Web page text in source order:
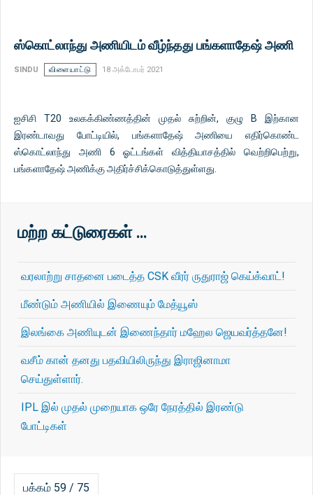
ஸ்கொட்லாந்து அணியிடம் வீழ்ந்தது பங்களாதேஷ் அணி
SINDU விளையாட்டு 18 அக்டோபர் 2021
ஐசிசி T20 உலகக்கிண்ணத்தின் முதல் சுற்றின், குழு B இற்கான
இரண்டாவது போட்டியில், பங்களாதேஷ் அணியை எதிர்கொண்ட
ஸ்கொட்லாந்து அணி 6 ஓட்டங்கள் வித்தியாசத்தில் வெற்றிபெற்று,
பங்களாதேஷ் அணிக்கு அதிர்ச்சிக்கொடுத்துள்ளது.
மற்ற கட்டுரைகள் …
வரலாற்று சாதனை படைத்த CSK வீரர் ருதுராஜ் கெய்க்வாட்!
மீண்டும் அணியில் இணையும் மேத்யூஸ்
இலங்கை அணியுடன் இணைந்தார் மஹேல ஜெயவர்த்தனே!
வசீம் கான் தனது பதவியிலிருந்து இராஜினாமா
செய்துள்ளார்.
IPL இல் முதல் முறையாக ஒரே நேரத்தில் இரண்டு
போட்டிகள்
பக்கம் 59 / 75